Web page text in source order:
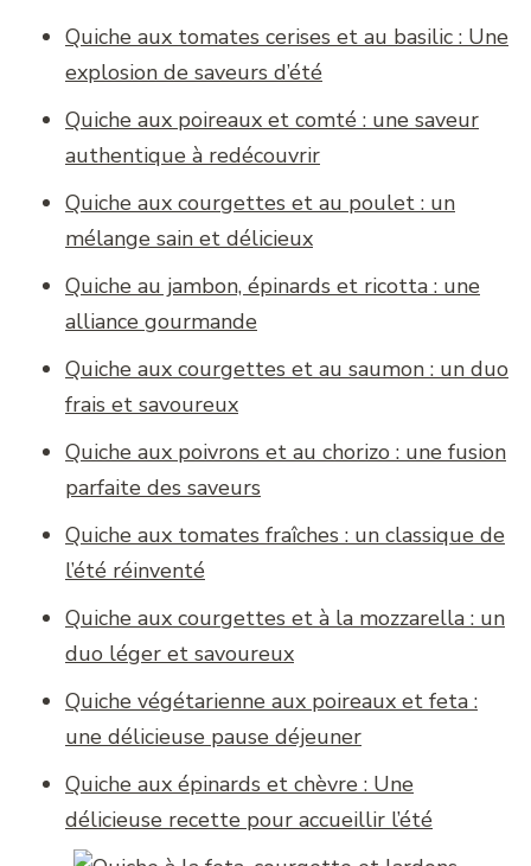
Quiche aux tomates cerises et au basilic : Une
explosion de saveurs d’été
Quiche aux poireaux et comté : une saveur
authentique à redécouvrir
Quiche aux courgettes et au poulet : un
mélange sain et délicieux
Quiche au jambon, épinards et ricotta : une
alliance gourmande
Quiche aux courgettes et au saumon : un duo
frais et savoureux
Quiche aux poivrons et au chorizo : une fusion
parfaite des saveurs
Quiche aux tomates fraîches : un classique de
l’été réinventé
Quiche aux courgettes et à la mozzarella : un
duo léger et savoureux
Quiche végétarienne aux poireaux et feta :
une délicieuse pause déjeuner
Quiche aux épinards et chèvre : Une
délicieuse recette pour accueillir l’été